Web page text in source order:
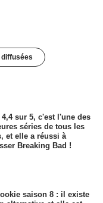
4,4 sur 5, c'est l'une des
séries de tous les
et elle a réussi à
Breaking Bad !
saison 8 : il existe